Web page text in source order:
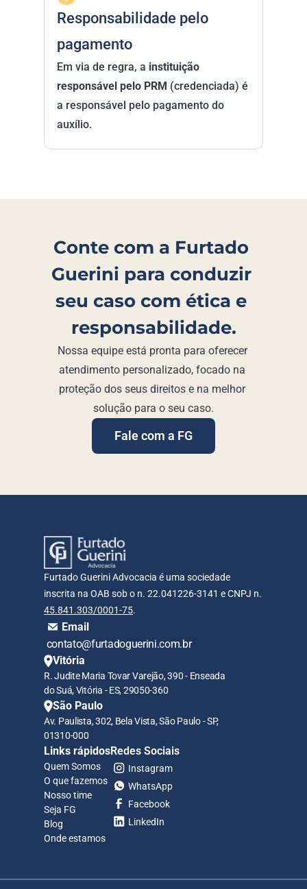
Responsabilidade pelo
pagamento
Em via de regra, a instituição
responsável pelo PRM (credenciada) é
a responsável pelo pagamento do
auxílio.
Furtado Guerini Advocacia é uma sociedade
45.841.303/0001-75.
Email
contato@furtadoguerini.com.br
Vitória
R. Judite Maria Tovar Varejão, 390 - Enseada
do Suá, Vitória - ES, 29050-360
São Paulo
Av. Paulista, 302, Bela Vista, São Paulo - SP,
01310-000
Links rápidos
Quem Somos
O que fazemos
Nosso time
Seja FG
Blog
Onde estamos
Redes Sociais
Instagram
WhatsApp
Facebook
LinkedIn
Conte com a Furtado
Guerini para conduzir
seu caso com ética e
responsabilidade.
Nossa equipe está pronta para oferecer
atendimento personalizado, focado na
proteção dos seus direitos e na melhor
solução para o seu caso.
Fale com a FG